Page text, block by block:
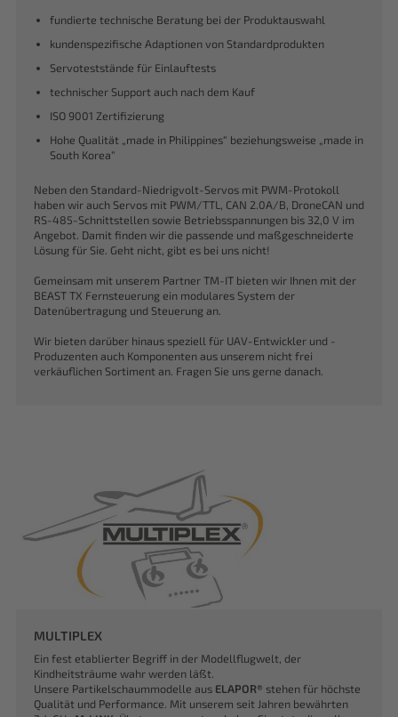
fundierte technische Beratung bei der Produktauswahl
kundenspezifische Adaptionen von Standardprodukten
Servoteststände für Einlauftests
technischer Support auch nach dem Kauf
ISO 9001 Zertifizierung
Hohe Qualität „made in Philippines“ beziehungsweise „made in
South Korea“
Neben den Standard-Niedrigvolt-Servos mit PWM-Protokoll
haben wir auch Servos mit PWM/TTL, CAN 2.0A/B, DroneCAN und
RS-485-Schnittstellen sowie Betriebsspannungen bis 32,0 V im
Angebot. Damit finden wir die passende und maßgeschneiderte
Lösung für Sie. Geht nicht, gibt es bei uns nicht!
Gemeinsam mit unserem Partner TM-IT bieten wir Ihnen mit der
BEAST TX Fernsteuerung ein modulares System der
Datenübertragung und Steuerung an.
Wir bieten darüber hinaus speziell für UAV-Entwickler und -
Produzenten auch Komponenten aus unserem nicht frei
verkäuflichen Sortiment an. Fragen Sie uns gerne danach.
MULTIPLEX
Ein fest etablierter Begriff in der Modellflugwelt, der
Kindheitsträume wahr werden läßt.
Unsere Partikelschaummodelle aus ELAPOR® stehen für höchste
Qualität und Performance. Mit unserem seit Jahren bewährten